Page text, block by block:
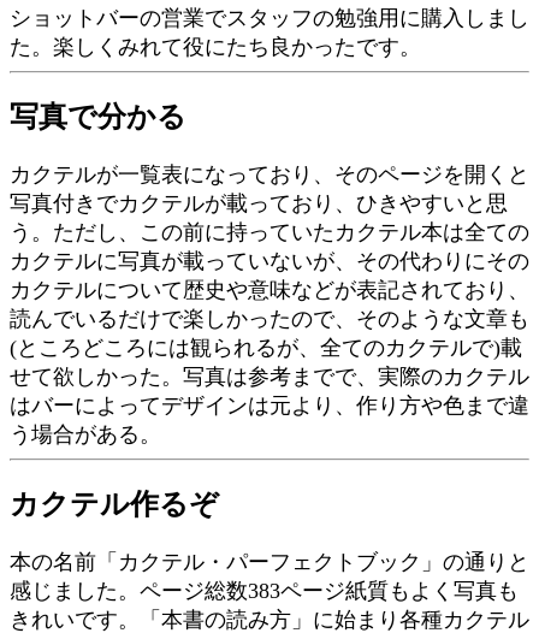
ショットバーの営業でスタッフの勉強用に購入しまし
た。楽しくみれて役にたち良かったです。
写真で分かる
カクテルが一覧表になっており、そのページを開くと
写真付きでカクテルが載っており、ひきやすいと思
う。ただし、この前に持っていたカクテル本は全ての
カクテルに写真が載っていないが、その代わりにその
カクテルについて歴史や意味などが表記されており、
読んでいるだけで楽しかったので、そのような文章も
(ところどころには観られるが、全てのカクテルで)載
せて欲しかった。写真は参考までで、実際のカクテル
はバーによってデザインは元より、作り方や色まで違
う場合がある。
カクテル作るぞ
本の名前「カクテル・パーフェクトブック」の通りと
感じました。ページ総数383ページ紙質もよく写真も
きれいです。「本書の読み方」に始まり各種カクテル